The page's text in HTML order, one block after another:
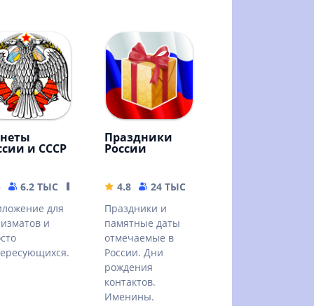
и СССР
6.2 ТЫС
55 MB
для
и
Праздники
России
4.8 24 ТЫС
Праздники и
памятные даты
отмечаемые в
России. Дни
рождения
контактов.
Именины.